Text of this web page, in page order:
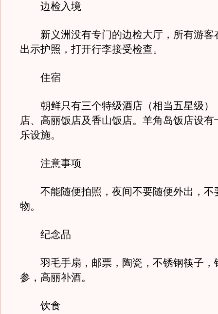
边检入境
新义洲没有专门的边检大厅，所有游客
出示护照，打开行李接受检查。
住宿
朝鲜只有三个特级酒店（相当五星级）
店、高丽饭店及香山饭店。羊角岛饭店设有
乐设施。
注意事项
不能随便拍照，夜间不要随便外出，不
物。
纪念品
羽毛手扇，邮票，陶瓷，不锈钢筷子，
参，高丽补酒。
饮食